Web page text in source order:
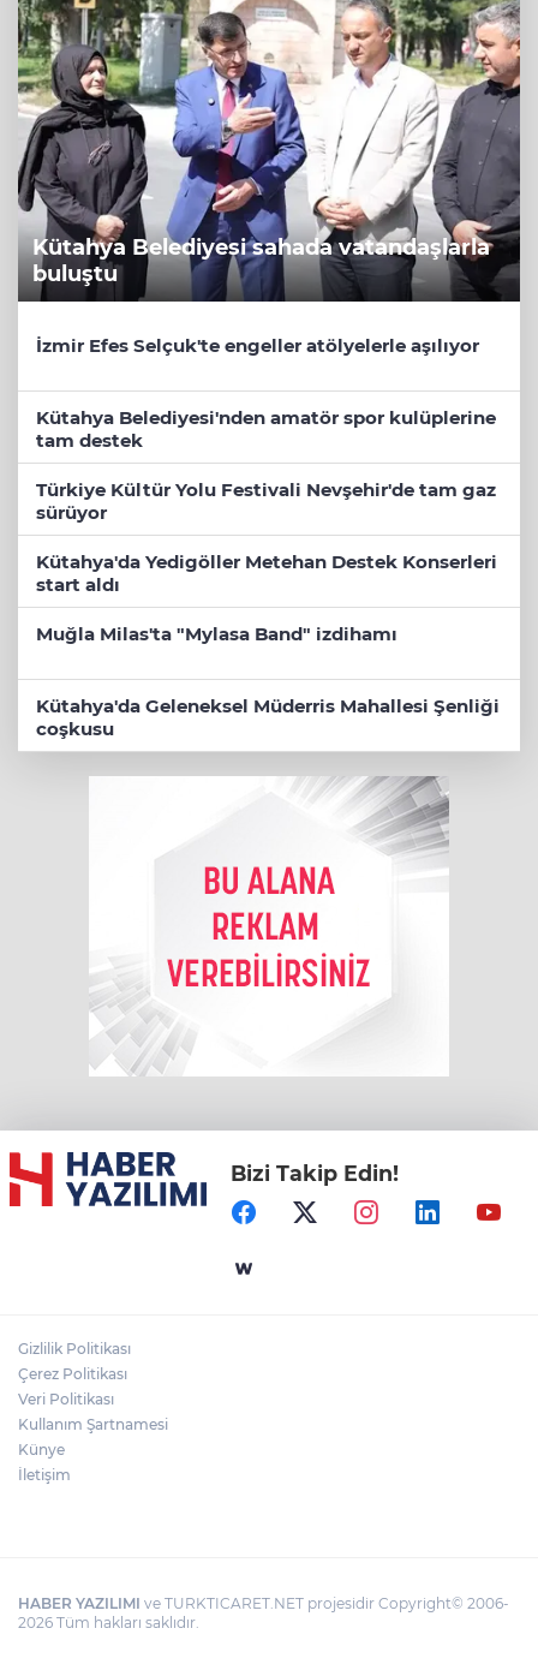
Kütahya Belediyesi sahada vatandaşlarla
buluştu
İzmir Efes Selçuk'te engeller atölyelerle aşılıyor
Kütahya Belediyesi'nden amatör spor kulüplerine
tam destek
Türkiye Kültür Yolu Festivali Nevşehir'de tam gaz
sürüyor
Kütahya'da Yedigöller Metehan Destek Konserleri
start aldı
Muğla Milas'ta "Mylasa Band" izdihamı
Kütahya'da Geleneksel Müderris Mahallesi Şenliği
coşkusu
Bizi Takip Edin!
Gizlilik Politikası
Çerez Politikası
Veri Politikası
Kullanım Şartnamesi
Künye
İletişim
HABER YAZILIMI ve TURKTICARET.NET projesidir Copyright© 2006-
2026 Tüm hakları saklıdır.